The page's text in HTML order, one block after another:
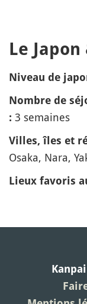
Le
Niveau de
Nombre de
: 3 semaines
Villes, îles et
Osaka, Nara,
Lieux favoris